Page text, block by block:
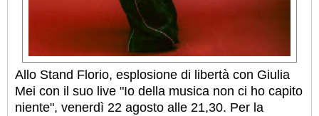
Allo Stand Florio, esplosione di libertà con Giulia
Mei con il suo live "Io della musica non ci ho capito
niente", venerdì 22 agosto alle 21,30. Per la